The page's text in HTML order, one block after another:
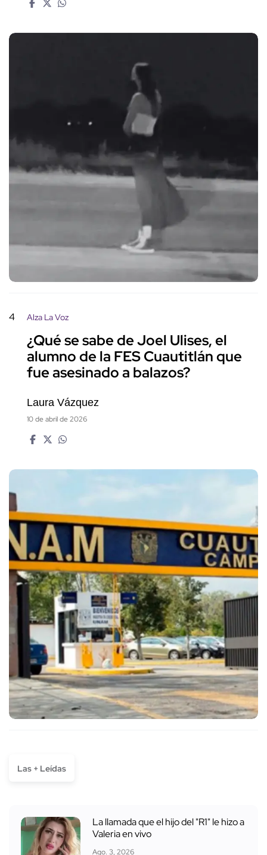
4 Alza La Voz
¿Qué se sabe de Joel Ulises, el
alumno de la FES Cuautitlán que
fue asesinado a balazos?
Laura Vázquez
10 de abril de 2026
Las + Leídas
La llamada que el hijo del "R1" le hizo a
Valeria en vivo
Ago. 3, 2026